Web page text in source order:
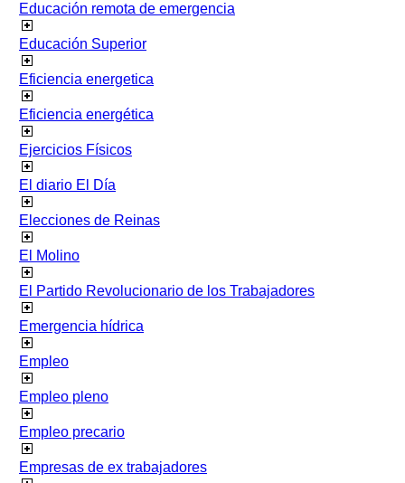
Educación remota de emergencia
Educación Superior
Eficiencia energetica
Eficiencia energética
Ejercicios Físicos
El diario El Día
Elecciones de Reinas
El Molino
El Partido Revolucionario de los Trabajadores
Emergencia hídrica
Empleo
Empleo pleno
Empleo precario
Empresas de ex trabajadores